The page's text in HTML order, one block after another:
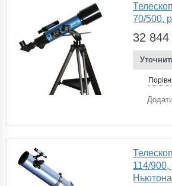
70/500,
32 844
114/
Ньютона